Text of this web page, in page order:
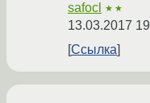
safocl ★★
13.03.2017
Ссылка